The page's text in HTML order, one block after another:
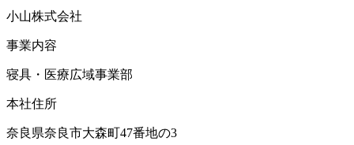
小山株式会社
事業内容
寝具・医療広域事業部
本社住所
奈良県奈良市大森町47番地の3